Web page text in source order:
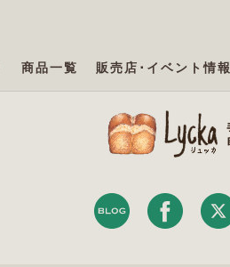
商品一覧 販売店･イベント情報